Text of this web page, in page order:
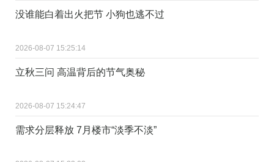
没谁能白着出火把节 小狗也逃不过
2026-08-07 15:25:14
立秋三问 高温背后的节气奥秘
2026-08-07 15:24:47
需求分层释放 7月楼市“淡季不淡”